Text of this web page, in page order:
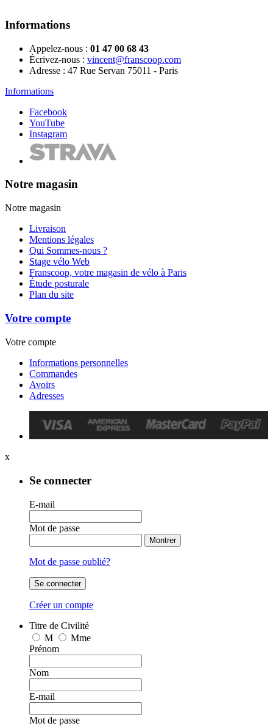
Informations
Appelez-nous : 01 47 00 68 43
Écrivez-nous : vincent@franscoop.com
Adresse : 47 Rue Servan 75011 - Paris
Informations
Facebook
YouTube
Instagram
Notre magasin
Notre magasin
Livraison
Mentions légales
Qui Sommes-nous ?
Stage vélo Web
Franscoop, votre magasin de vélo à Paris
Étude posturale
Plan du site
Votre compte
Votre compte
Informations personnelles
Commandes
Avoirs
Adresses
x
Se connecter
E-mail
Mot de passe
Montrer
Mot de passe oublié?
Se connecter
Créer un compte
Titre de Civilité
M
Mme
Prénom
Nom
E-mail
Mot de passe